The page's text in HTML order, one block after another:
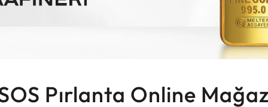
Pırlanta Online